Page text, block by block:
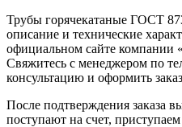
Трубы горячекатаные ГОСТ
описание и технические
официальном сайте компании
Свяжитесь с менеджером по
консультацию и оформить
После подтверждения заказа
поступают на счет,